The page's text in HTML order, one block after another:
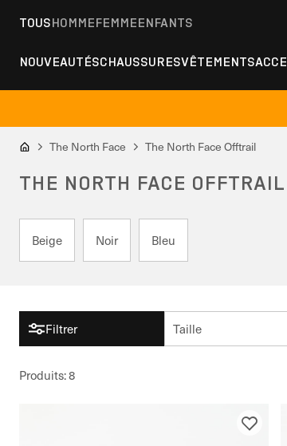
TOUSHOMMEFEMMEENFANTS
NOUVEAUTÉSCHAUSSURESVÊTEMENTS
The North Face The North Face Offtrail
THE NORTH FACE OFFTRAIL
Beige Noir Bleu
Filtrer Taille
Produits:8